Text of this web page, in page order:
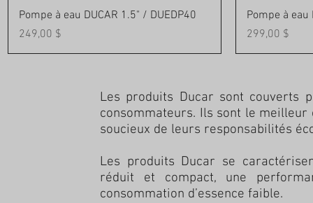
Aperçu rapide
Pompe à eau DUCAR 1.5" / DUEDP40
Prix
249,00 $
Pompe à eau
Prix
299,00 $
Les produits Ducar sont couverts
consommateurs. Ils sont le
soucieux de leurs responsabilités
Les produits Ducar se
réduit et compact, une
consommation d’essence faible.